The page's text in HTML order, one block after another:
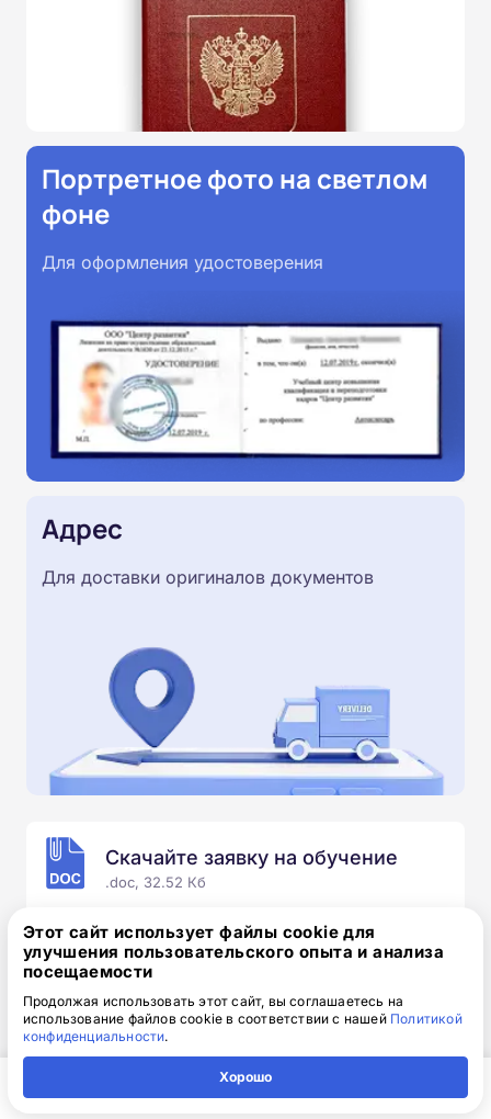
Портретное фото на светлом
фоне
Для оформления удостоверения
Адрес
Для доставки оригиналов документов
Скачайте заявку на обучение
.doc, 32.52 Кб
Скачайте шаблон, заполните и отправьте по
электронной почтеinfo@1-academy.ru
Обязательно укажите контактный номер телефон.
Наш специалист свяжется с вами и утонит все
детали.
Этот сайт использует файлы cookie для
улучшения пользовательского опыта и анализа
посещаемости
Продолжая использовать этот сайт, вы соглашаетесь на
использование файлов cookie в соответствии с нашей Политикой
конфиденциальности.
Хорошо